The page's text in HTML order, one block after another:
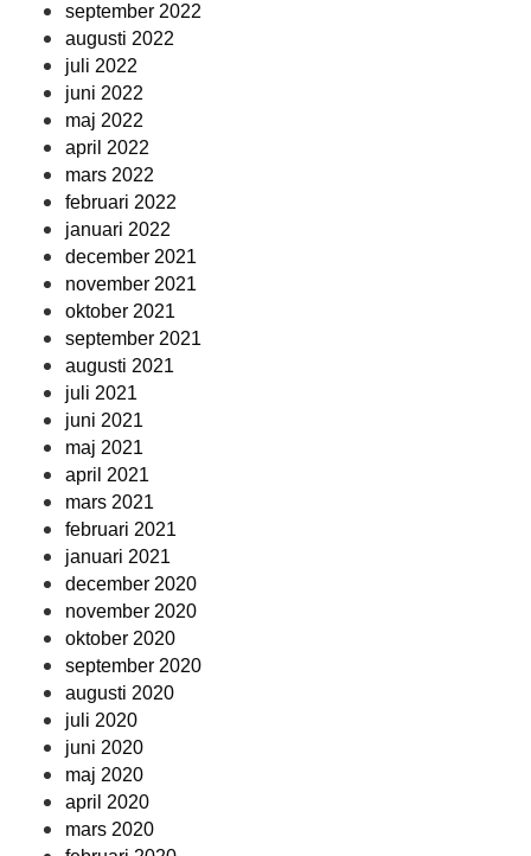
september 2022
augusti 2022
juli 2022
juni 2022
maj 2022
april 2022
mars 2022
februari 2022
januari 2022
december 2021
november 2021
oktober 2021
september 2021
augusti 2021
juli 2021
juni 2021
maj 2021
april 2021
mars 2021
februari 2021
januari 2021
december 2020
november 2020
oktober 2020
september 2020
augusti 2020
juli 2020
juni 2020
maj 2020
april 2020
mars 2020